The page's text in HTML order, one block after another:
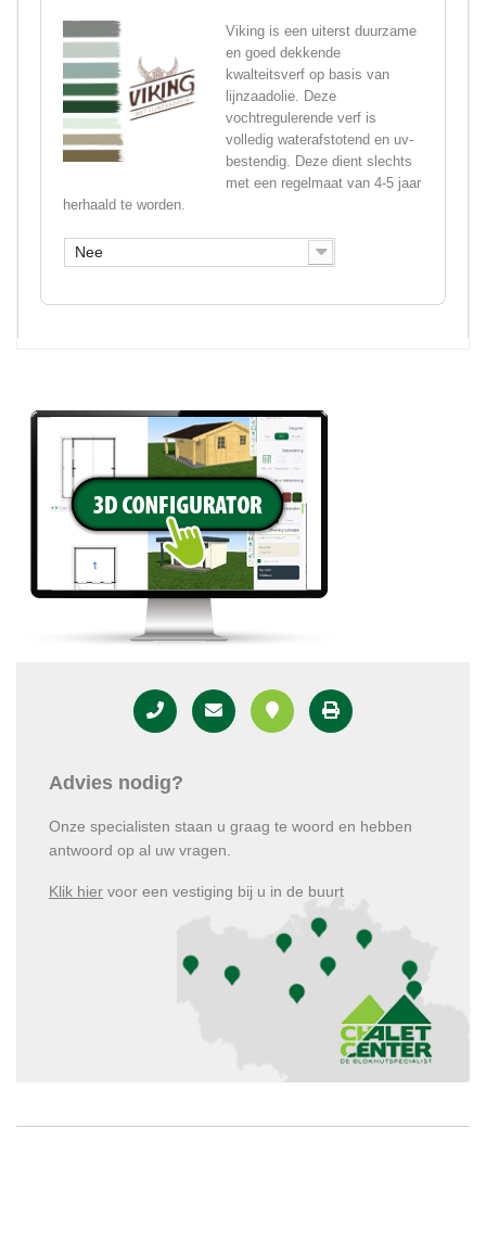
Viking is een uiterst duurzame
en goed dekkende
kwalteitsverf op basis van
lijnzaadolie. Deze
vochtregulerende verf is
volledig waterafstotend en uv-
bestendig. Deze dient slechts
met een regelmaat van 4-5 jaar
herhaald te worden.
Nee
Advies nodig?
Onze specialisten staan u graag te woord en hebben
antwoord op al uw vragen.
Klik hier voor een vestiging bij u in de buurt